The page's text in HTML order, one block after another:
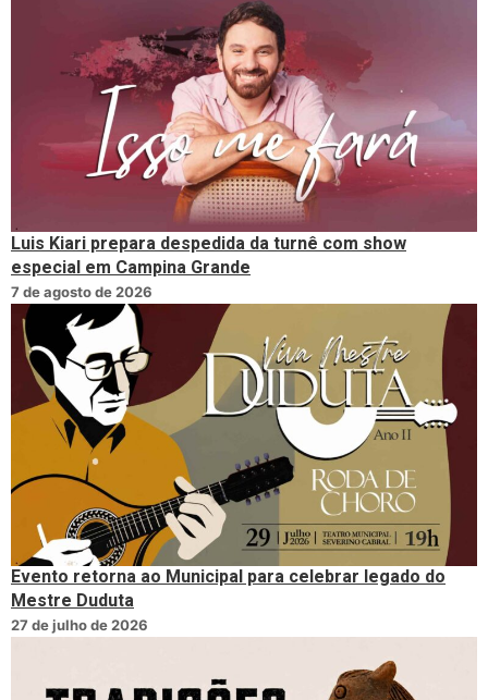
Luis Kiari prepara despedida da turnê com show
especial em Campina Grande
7 de agosto de 2026
Evento retorna ao Municipal para celebrar legado do
Mestre Duduta
27 de julho de 2026